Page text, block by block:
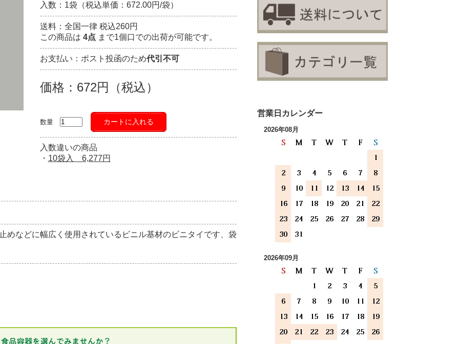
入数：1袋（税込単価：672.00円/袋）
送料：全国一律 税込260円
この商品は 4点 まで1個口での出荷が可能です。
お支払い：ポスト投函のため代引不可
価格：672円（税込）
数量 カートに入れる
入数違いの商品
・ 10袋入 6,277円
めなどに幅広く使用されているビニル基材のビニタイです、袋
営業日カレンダー
2026年08月
2026年09月